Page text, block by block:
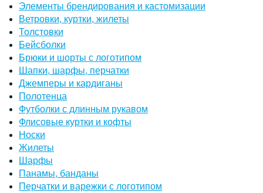
Элементы брендирования и кастомизации
Ветровки, куртки, жилеты
Толстовки
Бейсболки
Брюки и шорты с логотипом
Шапки, шарфы, перчатки
Джемперы и кардиганы
Полотенца
Футболки с длинным рукавом
Флисовые куртки и кофты
Носки
Жилеты
Шарфы
Панамы, банданы
Перчатки и варежки с логотипом